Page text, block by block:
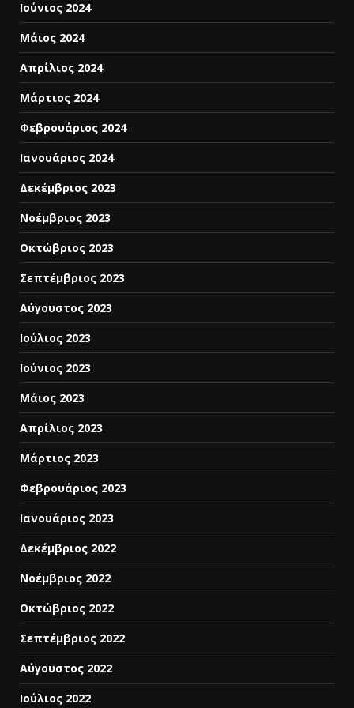
Ιούνιος 2024
Μάιος 2024
Απρίλιος 2024
Μάρτιος 2024
Φεβρουάριος 2024
Ιανουάριος 2024
Δεκέμβριος 2023
Νοέμβριος 2023
Οκτώβριος 2023
Σεπτέμβριος 2023
Αύγουστος 2023
Ιούλιος 2023
Ιούνιος 2023
Μάιος 2023
Απρίλιος 2023
Μάρτιος 2023
Φεβρουάριος 2023
Ιανουάριος 2023
Δεκέμβριος 2022
Νοέμβριος 2022
Οκτώβριος 2022
Σεπτέμβριος 2022
Αύγουστος 2022
Ιούλιος 2022